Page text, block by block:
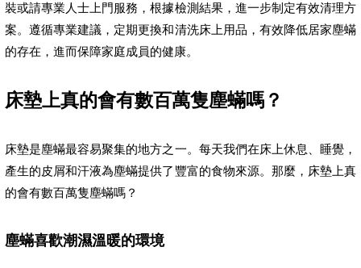
裝或請專業人士上門服務，根據檢測結果，進一步制定有效清理方
案。遵循專業建議，定期更換和清洗床上用品，有效降低居家塵蟎
的存在，進而保障家庭成員的健康。
床墊上真的會有數百萬隻塵蟎嗎？
床墊是塵蟎最容易聚集的地方之一。每天我們在床上休息、睡覺，
產生的皮屑和汗液為塵蟎提供了豐富的食物來源。那麼，床墊上真
的會有數百萬隻塵蟎嗎？
塵蟎喜歡潮濕溫暖的環境